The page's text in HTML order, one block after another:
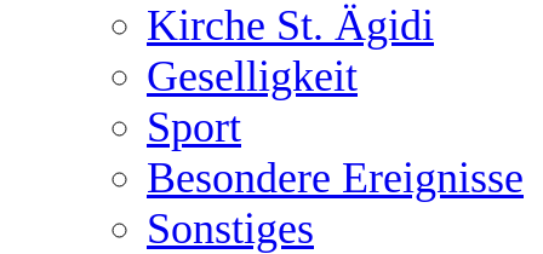
Kirche St. Ägidi
Geselligkeit
Sport
Besondere Ereignisse
Sonstiges